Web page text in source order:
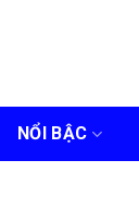
NỔI BẬC